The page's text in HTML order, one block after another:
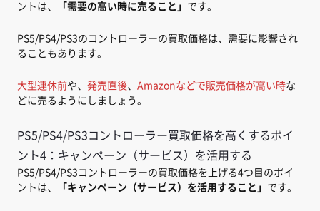
ントは、 「需要の高い時に売ること」 です。
PS5/PS4/PS3のコントローラーの買取価格は、需要に影響され
ることもあります。
大型連休前や、 発売直後、 Amazonなどで販売価格が高い時な
どに売るようにしましょう。
PS5/PS4/PS3コントローラー買取価格を高くするポイ
ント4：キャンペーン（サービス）を活用する
PS5/PS4/PS3コントローラーの買取価格を上げる4つ目のポイ
ントは、
「キャンペーン（サービス）を活用すること」 です。